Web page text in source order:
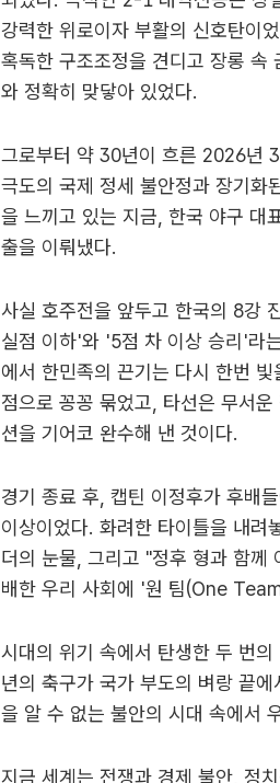
강력한 위로이자 부활의 신호탄이
혹독한 구조조정을 견디고 장롱 속
와 정확히 맞닿아 있었다.
그로부터 약 30년이 흐른 2026년
극도의 국제 정세 불안정과 장기화
을 느끼고 있는 지금, 한국 야구 대
출을 이뤄냈다.
사실 호주전을 앞두고 한국의 8강
실점 이하'와 '5점 차 이상 승리'라
에서 한민족의 끈기는 다시 한번
점으로 꽁꽁 묶었고, 타선은 무서
션을 기어코 완수해 낸 것이다.
경기 종료 후, 캡틴 이정후가 후배
이상이었다. 화려한 타이틀을 내려
더의 눈물, 그리고 "정후 형과 함께
배한 우리 사회에 '원 팀(One
시대의 위기 속에서 탄생한 두 번
년의 축구가 국가 부도의 벼랑 끝
을 알 수 없는 불안의 시대 속에서
지금 세계는 전쟁과 경제 불안, 정